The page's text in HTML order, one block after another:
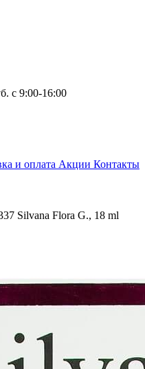
с 9:00-16:00
и оплата Акции Контакты
Silvana Flora G., 18 ml